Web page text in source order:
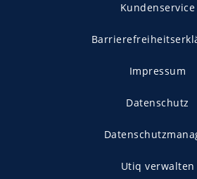
Kundenservice
Impressum
Datenschutz
Utiq verwalten